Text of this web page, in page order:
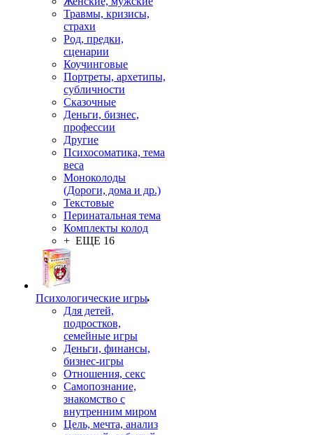
Травмы, кризисы,
страхи
Род, предки,
сценарии
Коучинговые
Портреты, архетипы,
субличности
Сказочные
Деньги, бизнес,
профессии
Другие
Психосоматика, тема
веса
Моноколоды
(Дороги, дома и др.)
Текстовые
Перинатальная тема
Комплекты колод
+ ЕЩЕ 16
Психологические игры
Для детей,
подростков,
семейные игры
Деньги, финансы,
бизнес-игры
Отношения, секс
Самопознание,
знакомство с
внутренним миром
Цель, мечта, анализ